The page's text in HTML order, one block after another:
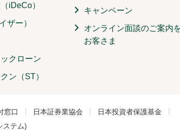
iDeCo）
ザー）
クローン
ン（ST）
キャンペーン
オンライン面談のご案内
お客さま
窓口 日本証券業協会
日本投資者保護基金
ステム)